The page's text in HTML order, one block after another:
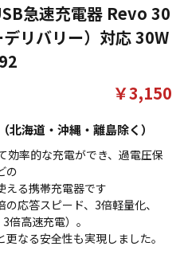
急速充電器 Revo 30
リバリー）対応 30W
海道・沖縄・離島除く）
￥3,150
率的な充電ができ、過電圧保
の
える携帯充電器です
の応答スピード、3倍軽量化、
倍高速充電）。
なる安全性も実現しました。